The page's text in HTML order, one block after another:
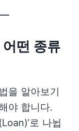
떤 종류
을 알아보기
야 합니다.
로 나뉩